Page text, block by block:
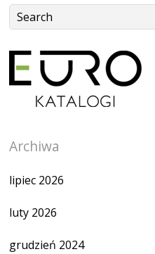
Archiwa
lipiec 2026
luty 2026
grudzień 2024